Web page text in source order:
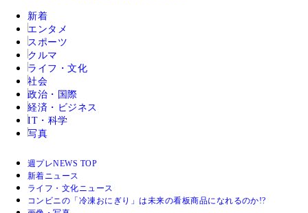
新着
エンタメ
スポーツ
クルマ
ライフ・文化
社会
政治・国際
経済・ビジネス
IT・科学
写真
週プレNEWS TOP
新着ニュース
ライフ・文化ニュース
コンビニの「冷凍おにぎり」は未来の看板商品になれるのか!?